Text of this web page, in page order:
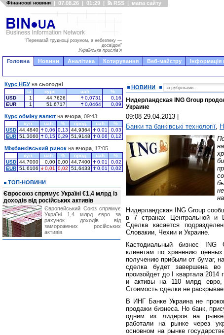
Фінансові новини | 07.08.26 | 01:29 | RSS | мапа сайту
"Перемагай труднощі розумом, а небезпеку —
досвідом"
Українське прислів'я
Головна Новини Аналітика Котирування Веб-майстру Інформація
НОВИНИ
Нидерландская ING Group
Украине
09:08 29.04.2013
Банки та банківські технології,
Нидерландская ING Group
в 7 странах Центральной и
Сделка касается
Словакии, Чехии и Украине.
Кастодиальный бизнес ING
клиентам по хранению
получению прибыли от бумаг,
сделка будет завершена
произойдет до I квартала 2014
и активы на 110 млрд евро,
Стоимость сделки не
В ИНГ Банке Украина не
продажи бизнеса. Но банк,
одним из лидеров на рынке
работали на рынке через
основном на рынке
Курс НБУ на сьогодні
за курс uah
%
USD
1 44,7626 0,0731
0,16
EUR
1 51,6717 0,0464 0,09
Курс обміну валют на вчора , 09:43
куп. uah % прод. uah
%
USD 44,4840 0,06 0,13 44,9364 0,01
0,03
EUR 51,3060 0,15 0,29 51,9148 0,06 0,12
Міжбанківський ринок на вчора , 17:05
куп. uah % прод. uah
%
USD 44,7000 0,00 0,00 44,7400 0,01
0,02
EUR 51,6106 0,01 0,02 51,6433 0,01 0,02
ТОП-НОВИНИ
Євросоюз спрямує Україні €1,4 млрд із
доходів від російських активів
Європейський Союз спрямує
Україні 1,4 млрд євро за
рахунок доходів від
заморожених російських
активів.